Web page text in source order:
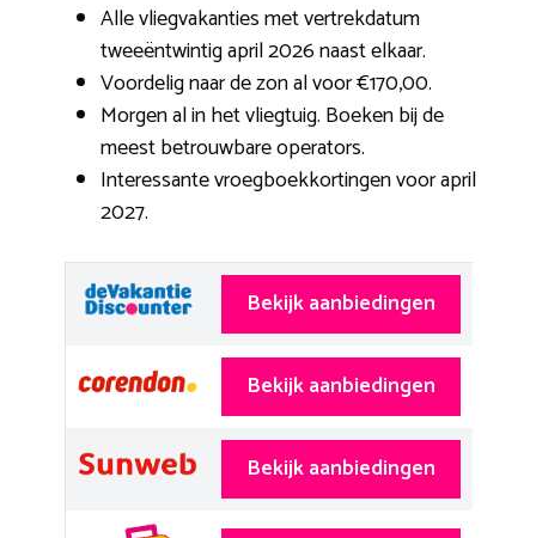
Alle vliegvakanties met vertrekdatum
tweeëntwintig april 2026 naast elkaar.
Voordelig naar de zon al voor €170,00.
Morgen al in het vliegtuig. Boeken bij de
meest betrouwbare operators.
Interessante vroegboekkortingen voor april
2027.
Bekijk aanbiedingen
Bekijk aanbiedingen
Bekijk aanbiedingen